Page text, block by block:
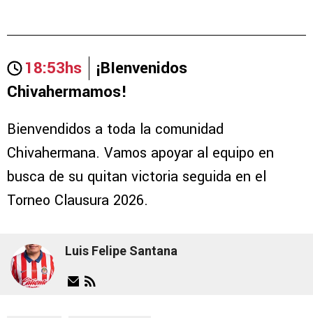
18:53hs
¡BIenvenidos
Chivahermamos!
Bienvendidos a toda la comunidad
Chivahermana. Vamos apoyar al equipo en
busca de su quitan victoria seguida en el
Torneo Clausura 2026.
Luis Felipe Santana